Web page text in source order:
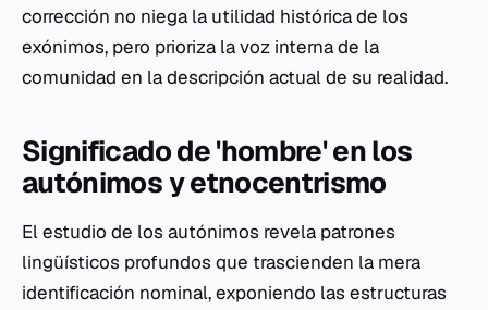
corrección no niega la utilidad histórica de los
exónimos, pero prioriza la voz interna de la
comunidad en la descripción actual de su realidad.
Significado de 'hombre' en los
autónimos y etnocentrismo
El estudio de los autónimos revela patrones
lingüísticos profundos que trascienden la mera
identificación nominal, exponiendo las estructuras